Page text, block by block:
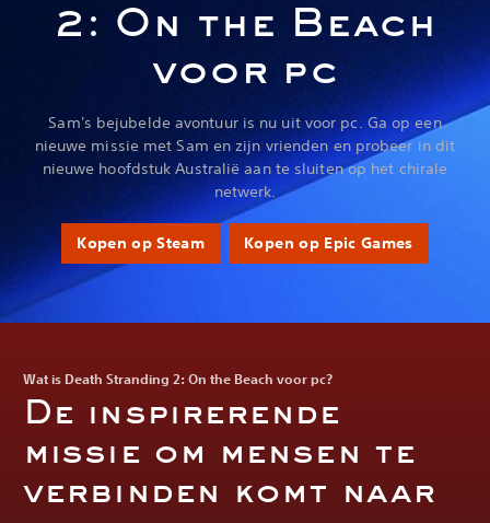
2: On the Beach
voor pc
Sam's bejubelde avontuur is nu uit voor pc. Ga op een
nieuwe missie met Sam en zijn vrienden en probeer in dit
nieuwe hoofdstuk Australië aan te sluiten op het chirale
netwerk.
Kopen op Steam Kopen op Epic Games
Wat is Death Stranding 2: On the Beach voor pc?
De inspirerende
missie om mensen te
verbinden komt naar